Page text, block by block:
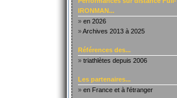
IRONMAN...
» en 2026
»Archives 2013 à 2025
Références des...
» triathlètes depuis 2006
Les partenaires...
» en France et à l'étranger